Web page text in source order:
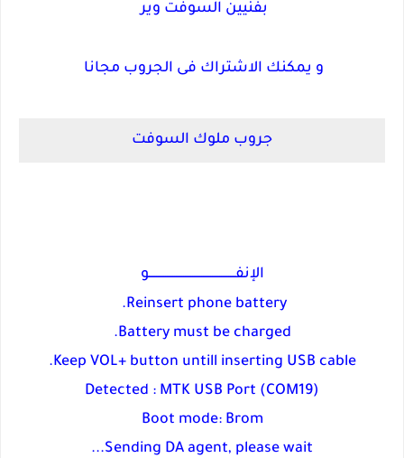
بفنيين السوفت وير
و يمكنك الاشتراك فى الجروب مجانا
جروب ملوك السوفت
الإنفــــــــــــــــــــــــــــــــــــــــــــــــو
Reinsert phone battery.
Battery must be charged.
Keep VOL+ button untill inserting USB cable.
Detected : MTK USB Port (COM19)
Boot mode: Brom
Sending DA agent, please wait...